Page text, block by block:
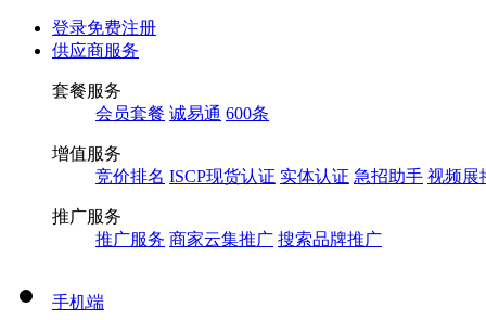
登录免费注册
供应商服务
套餐服务
会员套餐 诚易通 600条
增值服务
竞价排名 ISCP现货认证 实体认证 急招助手 视频展
推广服务
推广服务 商家云集推广 搜索品牌推广
手机端